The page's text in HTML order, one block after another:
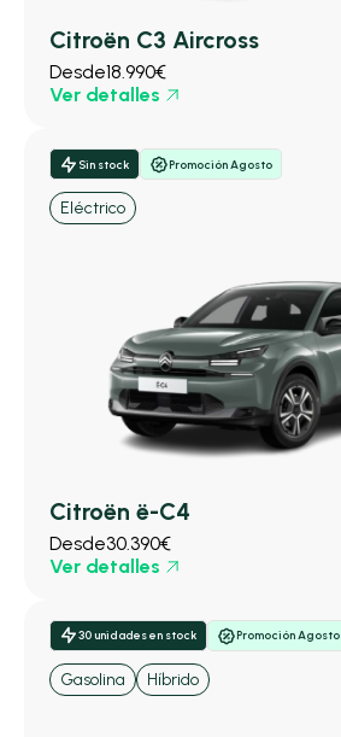
Citroën C3 Aircross
Desde18.990€
Ver detalles
Sin stock Promoción Agosto
Eléctrico
Citroën ë-C4
Desde30.390€
Ver detalles
30 unidades en stock Promoción Agosto
Gasolina Híbrido